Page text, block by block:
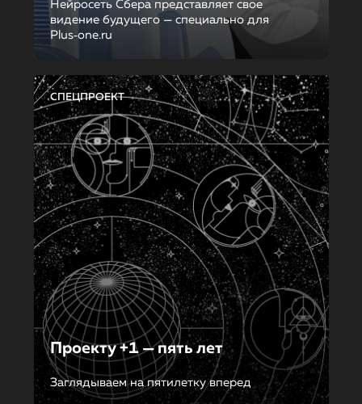
Нейросеть Сбера представляет свое
видение будущего — специально для
Plus‑one.ru
СПЕЦПРОЕКТ
Проекту +1 — пять лет
Заглядываем на пятилетку вперед